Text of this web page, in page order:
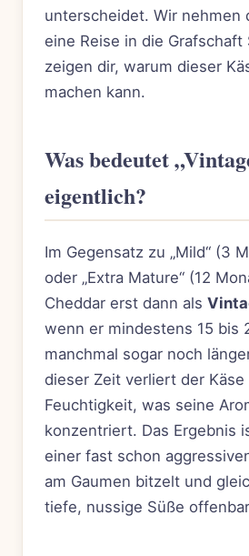
unterscheidet. Wir nehmen
eine Reise in die Grafschaft
zeigen dir, warum dieser
machen kann.
Was bedeutet
eigentlich?
Im Gegensatz zu „Mild“ (3
oder „Extra Mature“ (12
Cheddar erst dann als
wenn er mindestens 15 bis
manchmal sogar noch
dieser Zeit verliert der Käse
Feuchtigkeit, was seine
konzentriert. Das Ergebnis
einer fast schon
am Gaumen bitzelt und
tiefe, nussige Süße